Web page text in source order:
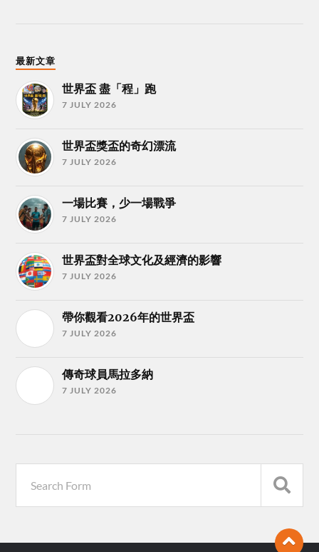
最新文章
世界盃 盡「程」跑
7 JULY 2026
世界盃獎盃的奇幻漂流
7 JULY 2026
一場比賽，少一場戰爭
7 JULY 2026
世界盃對全球文化及經濟的影響
7 JULY 2026
帶你觀看2026年的世界盃
7 JULY 2026
傳奇球員馬拉多納
7 JULY 2026